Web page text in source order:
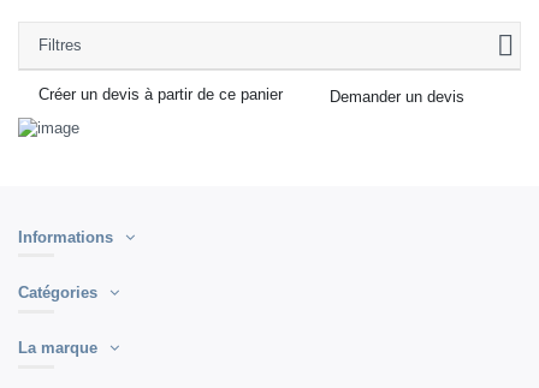
Filtres
Créer un devis à partir de ce panier Demander un devis
Informations
Catégories
La marque